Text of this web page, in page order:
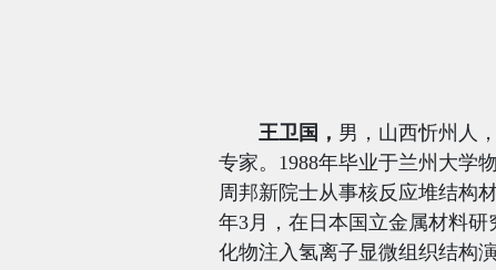
王卫国， 男，山西忻州人
专家。 1988年毕业于兰州大学
周邦新院士从事核反应堆结构
年3月，在日本国立金属材料
化物注入氢离子显微组织结构